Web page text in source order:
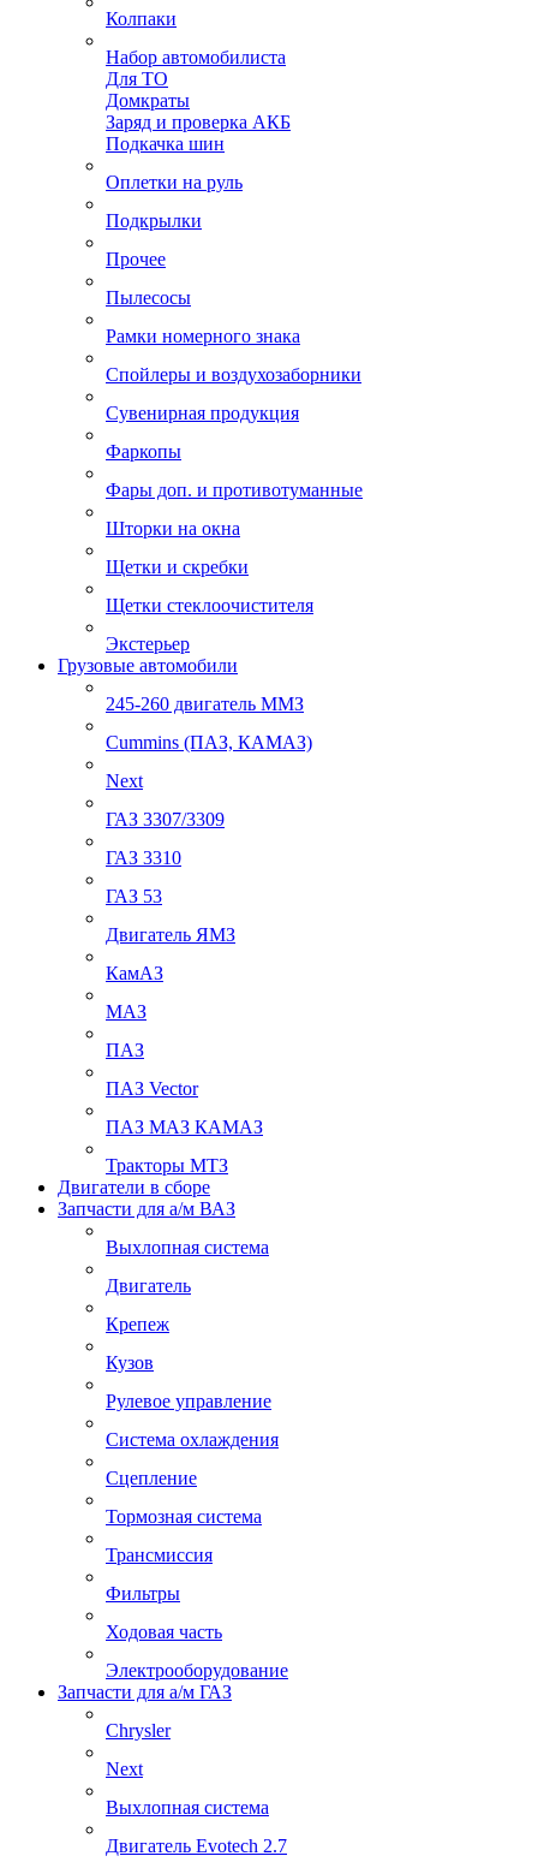
Колпаки
Набор автомобилиста
Для ТО
Домкраты
Заряд и проверка АКБ
Подкачка шин
Оплетки на руль
Подкрылки
Прочее
Пылесосы
Рамки номерного знака
Спойлеры и воздухозаборники
Сувенирная продукция
Фаркопы
Фары доп. и противотуманные
Шторки на окна
Щетки и скребки
Щетки стеклоочистителя
Экстерьер
Грузовые автомобили
245-260 двигатель ММЗ
Cummins (ПАЗ, КАМАЗ)
Next
ГАЗ 3307/3309
ГАЗ 3310
ГАЗ 53
Двигатель ЯМЗ
КамАЗ
МАЗ
ПАЗ
ПАЗ Vector
ПАЗ МАЗ КАМАЗ
Тракторы МТЗ
Двигатели в сборе
Запчасти для а/м ВАЗ
Выхлопная система
Двигатель
Крепеж
Кузов
Рулевое управление
Система охлаждения
Сцепление
Тормозная система
Трансмиссия
Фильтры
Ходовая часть
Электрооборудование
Запчасти для а/м ГАЗ
Chrysler
Next
Выхлопная система
Двигатель Evotech 2.7